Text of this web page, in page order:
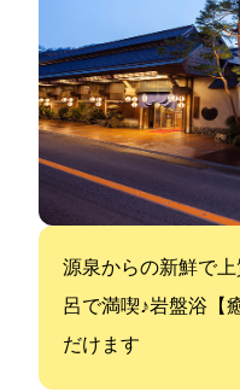
源泉からの新鮮で
呂で満喫♪岩盤浴【
だけます